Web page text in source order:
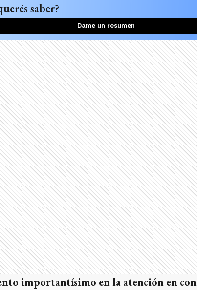
saber?
Dame un resumen
importantísimo en la atención en